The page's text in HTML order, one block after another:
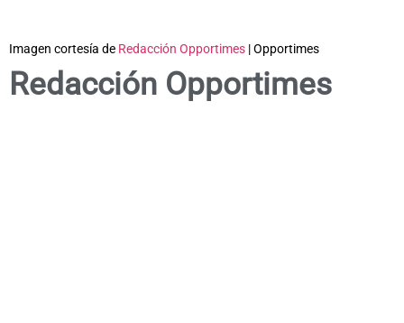
Imagen cortesía de Redacción Opportimes | Opportimes
Redacción Opportimes